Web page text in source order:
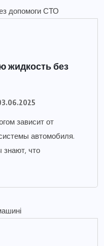
жидкость без
зависит от
автомобиля.
что